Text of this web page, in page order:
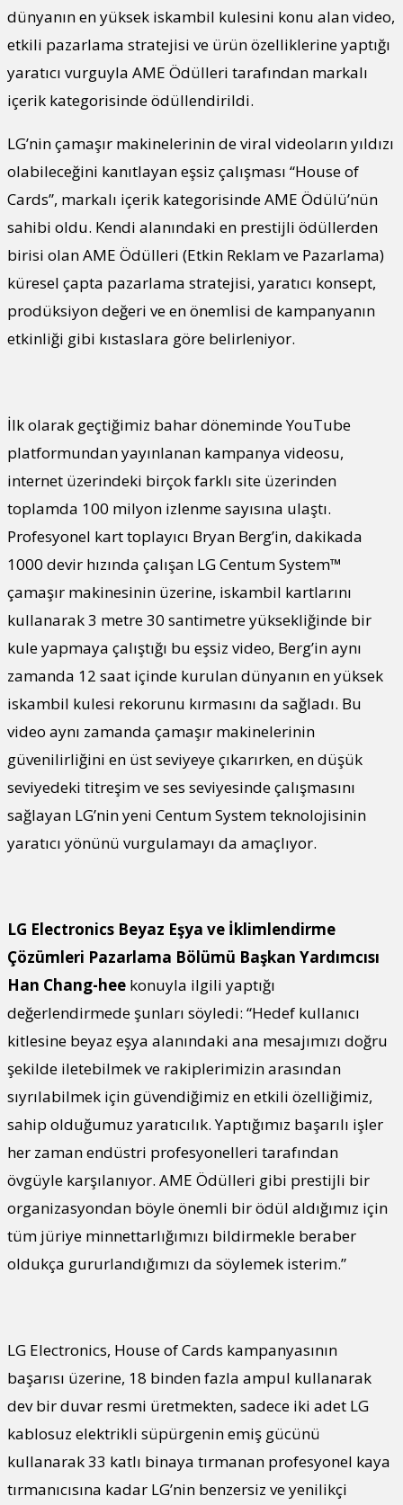
dünyanın en yüksek iskambil kulesini konu alan video,
etkili pazarlama stratejisi ve ürün özelliklerine yaptığı
yaratıcı vurguyla AME Ödülleri tarafından markalı
içerik kategorisinde ödüllendirildi.
LG’nin çamaşır makinelerinin de viral videoların yıldızı
olabileceğini kanıtlayan eşsiz çalışması “House of
Cards”, markalı içerik kategorisinde AME Ödülü’nün
sahibi oldu. Kendi alanındaki en prestijli ödüllerden
birisi olan AME Ödülleri (Etkin Reklam ve Pazarlama)
küresel çapta pazarlama stratejisi, yaratıcı konsept,
prodüksiyon değeri ve en önemlisi de kampanyanın
etkinliği gibi kıstaslara göre belirleniyor.
İlk olarak geçtiğimiz bahar döneminde YouTube
platformundan yayınlanan kampanya videosu,
internet üzerindeki birçok farklı site üzerinden
toplamda 100 milyon izlenme sayısına ulaştı.
Profesyonel kart toplayıcı Bryan Berg’in, dakikada
1000 devir hızında çalışan LG Centum System™
çamaşır makinesinin üzerine, iskambil kartlarını
kullanarak 3 metre 30 santimetre yüksekliğinde bir
kule yapmaya çalıştığı bu eşsiz video, Berg’in aynı
zamanda 12 saat içinde kurulan dünyanın en yüksek
iskambil kulesi rekorunu kırmasını da sağladı. Bu
video aynı zamanda çamaşır makinelerinin
güvenilirliğini en üst seviyeye çıkarırken, en düşük
seviyedeki titreşim ve ses seviyesinde çalışmasını
sağlayan LG’nin yeni Centum System teknolojisinin
yaratıcı yönünü vurgulamayı da amaçlıyor.
LG Electronics Beyaz Eşya ve İklimlendirme
Çözümleri Pazarlama Bölümü Başkan Yardımcısı
Han Chang-hee konuyla ilgili yaptığı
değerlendirmede şunları söyledi: “Hedef kullanıcı
kitlesine beyaz eşya alanındaki ana mesajımızı doğru
şekilde iletebilmek ve rakiplerimizin arasından
sıyrılabilmek için güvendiğimiz en etkili özelliğimiz,
sahip olduğumuz yaratıcılık. Yaptığımız başarılı işler
her zaman endüstri profesyonelleri tarafından
övgüyle karşılanıyor. AME Ödülleri gibi prestijli bir
organizasyondan böyle önemli bir ödül aldığımız için
tüm jüriye minnettarlığımızı bildirmekle beraber
oldukça gururlandığımızı da söylemek isterim.”
LG Electronics, House of Cards kampanyasının
başarısı üzerine, 18 binden fazla ampul kullanarak
dev bir duvar resmi üretmekten, sadece iki adet LG
kablosuz elektrikli süpürgenin emiş gücünü
kullanarak 33 katlı binaya tırmanan profesyonel kaya
tırmanıcısına kadar LG’nin benzersiz ve yenilikçi